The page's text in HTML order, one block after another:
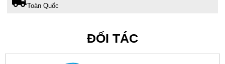
Toàn Quốc
ĐỐI TÁC